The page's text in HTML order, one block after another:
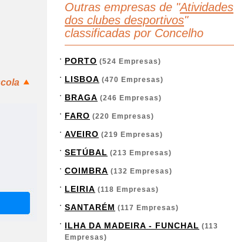
Outras empresas de "Atividades
dos clubes desportivos"
classificadas por Concelho
PORTO (524 Empresas)
LISBOA (470 Empresas)
BRAGA (246 Empresas)
FARO (220 Empresas)
AVEIRO (219 Empresas)
SETÚBAL (213 Empresas)
COIMBRA (132 Empresas)
LEIRIA (118 Empresas)
SANTARÉM (117 Empresas)
ILHA DA MADEIRA - FUNCHAL (113
Empresas)